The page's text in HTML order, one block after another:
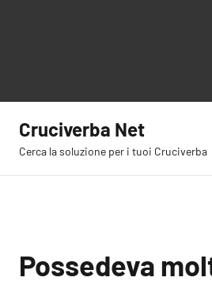
contenuto
Cruciverba Net
Cerca la soluzione per i tuoi Cruciverba
Possedeva